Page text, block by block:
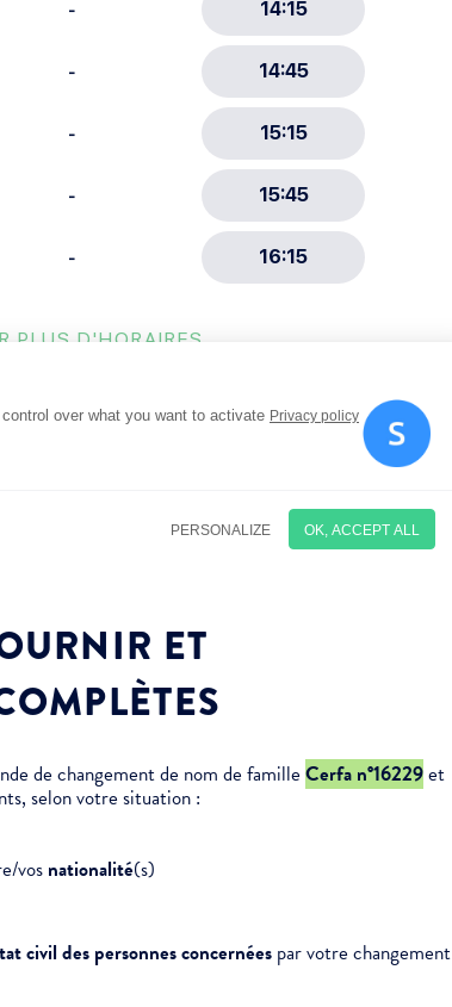
ET
de changement de nom de famille Cerfa n°16229et
selon votre situation :
vos nationalité(s)
civil des personnes concernées par votre changement
: